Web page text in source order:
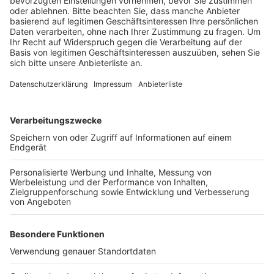
Veröffentlicht:Donnerstag, 13.10.2022 17:17
sind Bauarbeiten zwischen Rommerskirchen und Köln-
Ehrenfeld. Die Bahn erneuert unter anderem mehr als
fünf Kilometer Gleise und vier Weichen.
Anzeige